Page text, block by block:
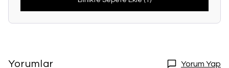
Yorumlar Yorum Yap